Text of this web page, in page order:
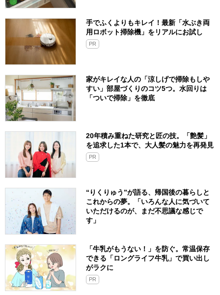
手でふくよりもキレイ！最新「水ぶき両
用ロボット掃除機」をリアルにお試し
PR
家がキレイな人の「涼しげで掃除もしや
すい」部屋づくりのコツ5つ。水回りは
「ついで掃除」を徹底
20年積み重ねた研究と匠の技。「艶髪」
を追求した1本で、大人髪の魅力を再発見
PR
“りくりゅう”が語る、帰国後の暮らしと
これからの夢。「いろんな人に気づいて
いただけるのが、まだ不思議な感じで
す」
「牛乳がもうない！」を防ぐ。常温保存
できる「ロングライフ牛乳」で買い出し
がラクに
PR